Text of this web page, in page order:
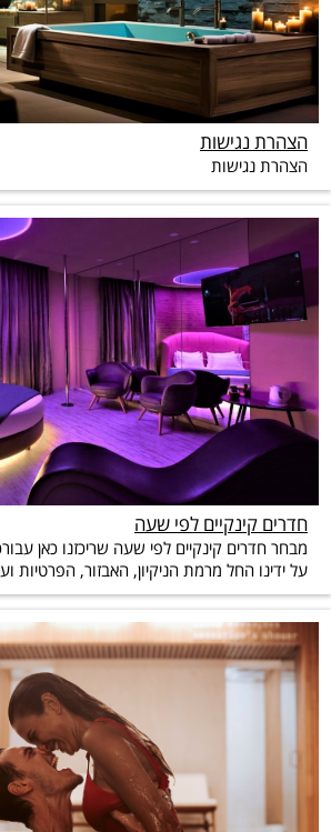
הצהרת נגישות
הצהרת נגישות
חדרים קינקיים לפי שעה
מבחר חדרים קינקיים לפי שעה שריכזנו כאן
על ידינו החל מרמת הניקיון, האבזור, הפרטיות